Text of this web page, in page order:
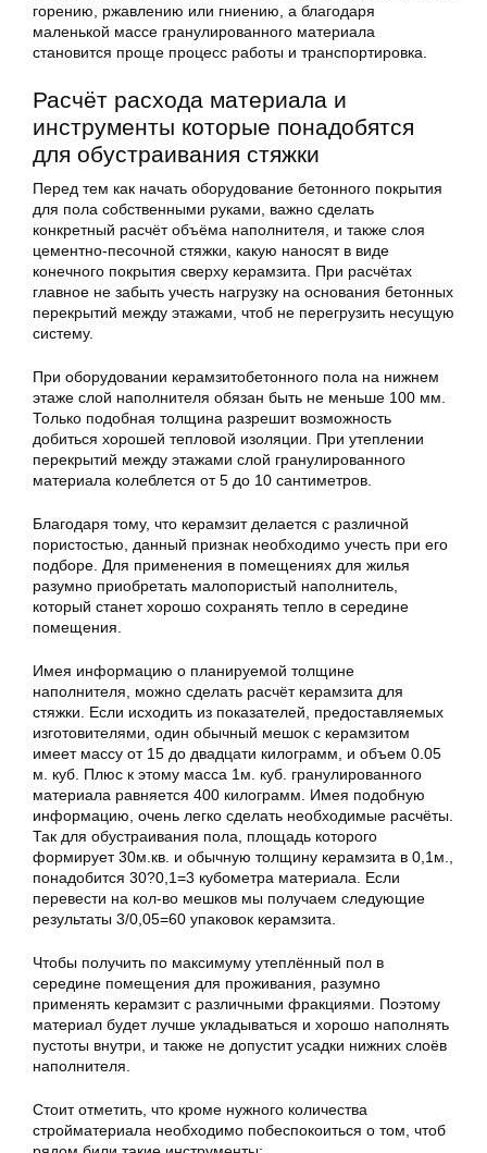
горению, ржавлению или гниению, а благодаря
маленькой массе гранулированного материала
становится проще процесс работы и транспортировка.
Расчёт расхода материала и
инструменты которые понадобятся
для обустраивания стяжки
Перед тем как начать оборудование бетонного покрытия
для пола собственными руками, важно сделать
конкретный расчёт объёма наполнителя, и также слоя
цементно-песочной стяжки, какую наносят в виде
конечного покрытия сверху керамзита. При расчётах
главное не забыть учесть нагрузку на основания бетонных
перекрытий между этажами, чтоб не перегрузить несущую
систему.
При оборудовании керамзитобетонного пола на нижнем
этаже слой наполнителя обязан быть не меньше 100 мм.
Только подобная толщина разрешит возможность
добиться хорошей тепловой изоляции. При утеплении
перекрытий между этажами слой гранулированного
материала колеблется от 5 до 10 сантиметров.
Благодаря тому, что керамзит делается с различной
пористостью, данный признак необходимо учесть при его
подборе. Для применения в помещениях для жилья
разумно приобретать малопористый наполнитель,
который станет хорошо сохранять тепло в середине
помещения.
Имея информацию о планируемой толщине
наполнителя, можно сделать расчёт керамзита для
стяжки. Если исходить из показателей, предоставляемых
изготовителями, один обычный мешок с керамзитом
имеет массу от 15 до двадцати килограмм, и объем 0.05
м. куб. Плюс к этому масса 1м. куб. гранулированного
материала равняется 400 килограмм. Имея подобную
информацию, очень легко сделать необходимые расчёты.
Так для обустраивания пола, площадь которого
формирует 30м.кв. и обычную толщину керамзита в 0,1м.,
понадобится 30?0,1=3 кубометра материала. Если
перевести на кол-во мешков мы получаем следующие
результаты 3/0,05=60 упаковок керамзита.
Чтобы получить по максимуму утеплённый пол в
середине помещения для проживания, разумно
применять керамзит с различными фракциями. Поэтому
материал будет лучше укладываться и хорошо наполнять
пустоты внутри, и также не допустит усадки нижних слоёв
наполнителя.
Стоит отметить, что кроме нужного количества
стройматериала необходимо побеспокоиться о том, чтоб